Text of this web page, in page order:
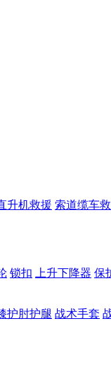
升机救援 索道缆车
锁扣 上升下降器 保
护肘护腿 战术手套